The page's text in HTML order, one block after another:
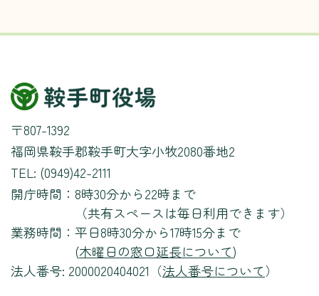
〒807-1392
福岡県鞍手郡鞍手町大字小牧2080番地2
TEL: (0949)42-2111
開庁時間： 8時30分から22時まで
（共有スペースは毎日利用できます）
業務時間： 平日8時30分から17時15分まで
(木曜日の窓口延長について)
法人番号: 2000020404021（法人番号について）